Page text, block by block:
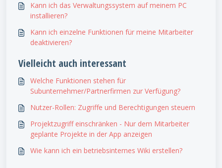
Kann ich das Verwaltungssystem auf meinem PC
installieren?
Kann ich einzelne Funktionen für meine Mitarbeiter
deaktivieren?
Vielleicht auch interessant
Welche Funktionen stehen für
Subunternehmer/Partnerfirmen zur Verfügung?
Nutzer-Rollen: Zugriffe und Berechtigungen steuern
Projektzugriff einschränken - Nur dem Mitarbeiter
geplante Projekte in der App anzeigen
Wie kann ich ein betriebsinternes Wiki erstellen?